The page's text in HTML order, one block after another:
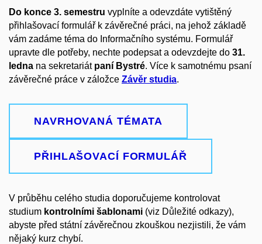
Do konce 3. semestru vyplníte a odevzdáte vytištěný
přihlašovací formulář k závěrečné práci, na jehož základě
vám zadáme téma do Informačního systému. Formulář
upravte dle potřeby, nechte podepsat a odevzdejte do 31.
ledna na sekretariát paní Bystré. Více k samotnému psaní
závěrečné práce v záložce Závěr studia.
NAVRHOVANÁ TÉMATA
PŘIHLAŠOVACÍ FORMULÁŘ
V průběhu celého studia doporučujeme kontrolovat
studium kontrolními šablonami (viz Důležité odkazy),
abyste před státní závěrečnou zkouškou nezjistili, že vám
nějaký kurz chybí.